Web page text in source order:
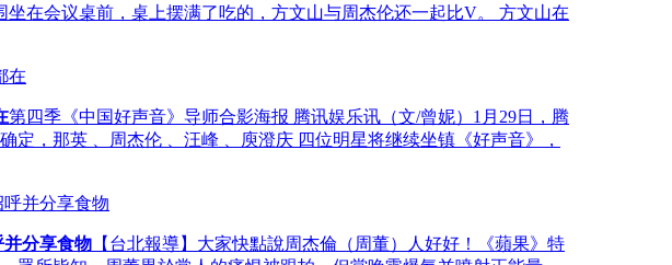
在会议桌前，桌上摆满了吃的，方文山与周杰伦还一起比V。 方文山在
第四季《中国好声音》导师合影海报 腾讯娱乐讯（文/曾妮）1月29日，腾
定，那英 、周杰伦 、汪峰 、庾澄庆 四位明星将继续坐镇《好声音》，
并分享食物 【台北報導】大家快點說周杰倫（周董）人好好！《蘋果》特